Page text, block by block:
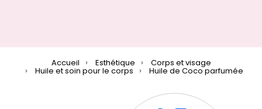
Accueil Esthétique Corps et visage
Huile et soin pour le corps Huile de Coco parfumée